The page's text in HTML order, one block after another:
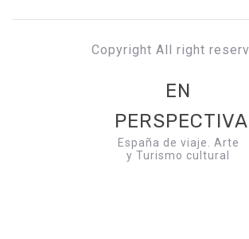
Copyright All right
EN
PERSPECTIVA
España de viaje. Arte
y Turismo cultural